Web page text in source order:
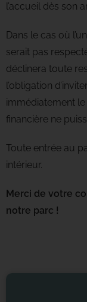
l’accueil dès son
Dans le cas où
serait pas
déclinera toute
l’obligation
immédiatement
financière ne
Toute entrée au
intérieur.
Merci de votre
notre parc !